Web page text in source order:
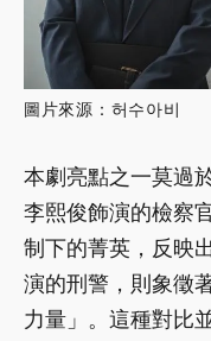
圖片來源：허수아비
本劇亮點之一莫過
李熙俊飾演的檢察
制下的菁英，反映
演的刑警，則象徵
力量」。這種對比